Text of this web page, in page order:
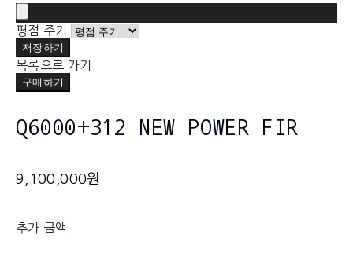
평점 주기
저장하기
목록으로 가기
구매하기
Q6000+312 NEW POWER FIR
9,100,000원
추가 금액